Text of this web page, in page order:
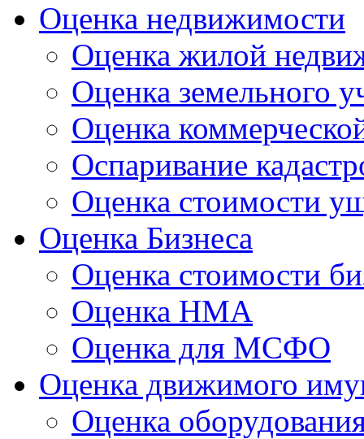
Оценка недвижимости
Оценка жилой
Оценка земельного
Оценка
Оспаривание
Оценка стоимости
Оценка Бизнеса
Оценка стоимости
Оценка НМА
Оценка для МСФО
Оценка движимого
Оценка